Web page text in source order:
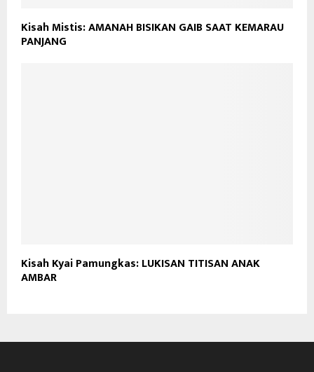
Kisah Mistis: AMANAH BISIKAN GAIB SAAT KEMARAU
PANJANG
Kisah Kyai Pamungkas: LUKISAN TITISAN ANAK
AMBAR